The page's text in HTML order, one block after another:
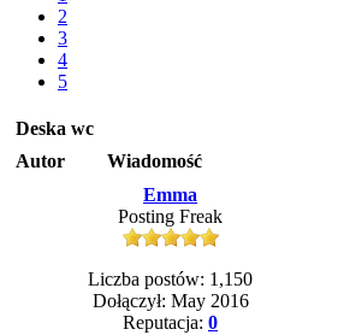
2
3
4
5
Deska wc
Autor
Wiadomość
Emma
Posting Freak
Liczba postów: 1,150
Dołączył: May 2016
Reputacja: 0